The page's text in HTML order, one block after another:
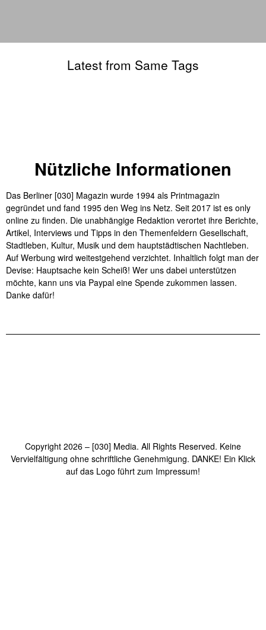
Latest from Same Tags
Nützliche Informationen
Das Berliner [030] Magazin wurde 1994 als Printmagazin
gegründet und fand 1995 den Weg ins Netz. Seit 2017 ist es only
online zu finden. Die unabhängige Redaktion verortet ihre Berichte,
Artikel, Interviews und Tipps in den Themenfeldern Gesellschaft,
Stadtleben, Kultur, Musik und dem hauptstädtischen Nachtleben.
Auf Werbung wird weitestgehend verzichtet. Inhaltlich folgt man der
Devise: Hauptsache kein Scheiß! Wer uns dabei unterstützen
möchte, kann uns via Paypal eine Spende zukommen lassen.
Danke dafür!
Copyright 2026 – [030] Media. All Rights Reserved. Keine
Vervielfältigung ohne schriftliche Genehmigung. DANKE! Ein Klick
auf das Logo führt zum Impressum!